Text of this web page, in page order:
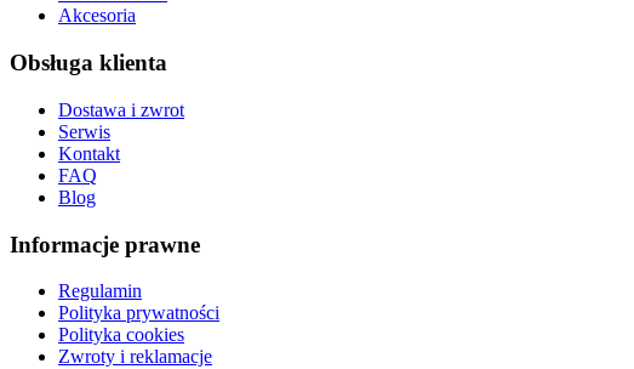
Akcesoria
Obsługa klienta
Dostawa i zwrot
Serwis
Kontakt
FAQ
Blog
Informacje prawne
Regulamin
Polityka prywatności
Polityka cookies
Zwroty i reklamacje